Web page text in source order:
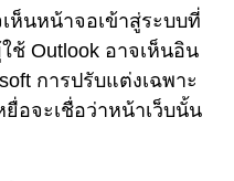
ห็นหน้าจอเข้าสู่ระบบที่
Outlook อาจเห็นอิน
การปรับแต่งเฉพาะ
อจะเชื่อว่าหน้าเว็บนั้น